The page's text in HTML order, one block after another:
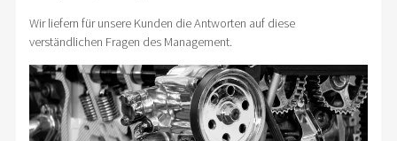
Wir liefern für unsere Kunden die Antworten auf diese
verständlichen Fragen des Management.